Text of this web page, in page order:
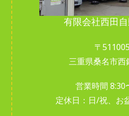
有限会社西田
〒
三重県桑名市
営業時間 8:30
定休日：日/祝、お